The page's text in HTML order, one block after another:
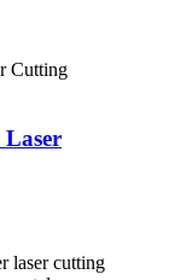
Laser
laser cutting